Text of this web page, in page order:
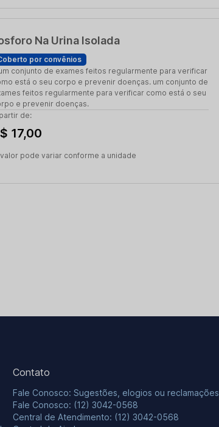
Na Urina Isolada
por convênios
conjunto de exames feitos regularmente para verificar
está o seu corpo e prevenir doenças. um conjunto de
feitos regularmente para verificar como está o seu
e prevenir doenças.
de:
17,00
pode variar conforme a unidade
Contato
Fale Conosco: Sugestões, elogios ou reclamações
Fale Conosco: (12) 3042-0568
Central de Atendimento: (12) 3042-0568